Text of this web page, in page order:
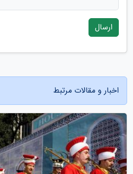
ارسال
اخبار و مقالات مرتبط